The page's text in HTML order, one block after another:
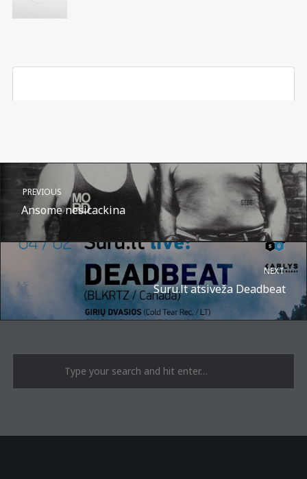
A post shared by Suru.lt - music multiactivity (@surufortherecord)
PREVIOUS
Ansome nesicackina
NEXT
Suru.lt atsiveža Deadbeat